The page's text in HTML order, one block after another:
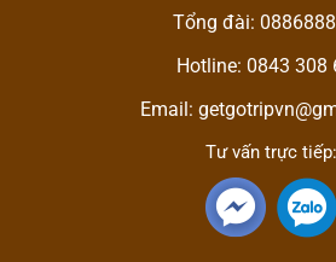
Tổng đài:
Hotline: 0843 308
Email:
Tư vấn trực tiếp: